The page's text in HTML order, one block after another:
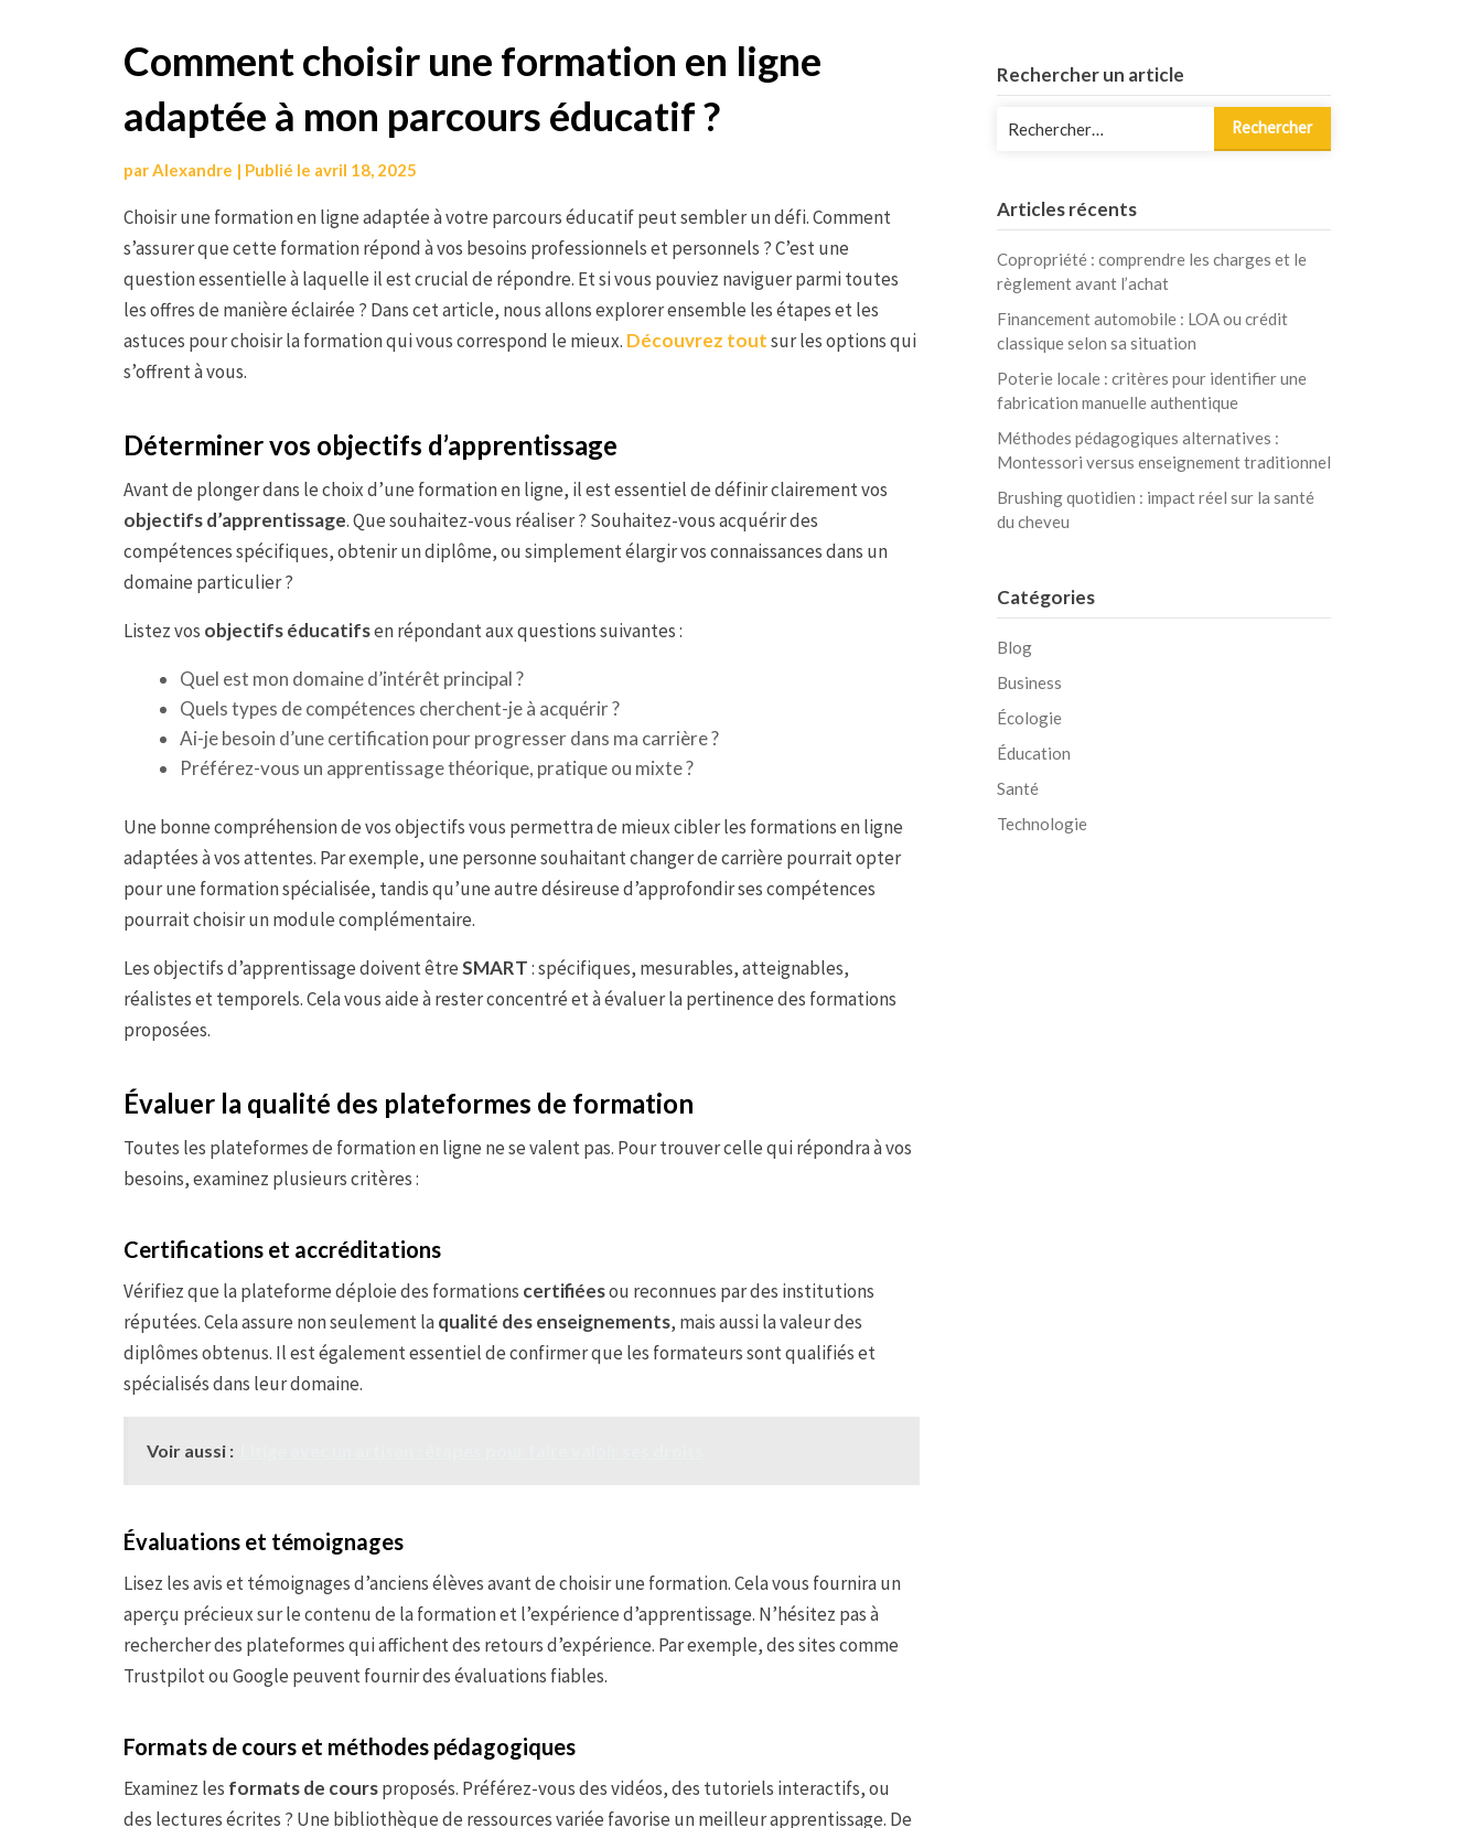
Comment choisir une formation en ligne
adaptée à mon parcours éducatif ?
parAlexandre | Publié le avril 18, 2025
Choisir une formation en ligne adaptée à votre parcours éducatif peut sembler un défi. Comment
s’assurer que cette formation répond à vos besoins professionnels et personnels ? C’est une
question essentielle à laquelle il est crucial de répondre. Et si vous pouviez naviguer parmi toutes
les offres de manière éclairée ? Dans cet article, nous allons explorer ensemble les étapes et les
astuces pour choisir la formation qui vous correspond le mieux. Découvrez toutsur les options qui
s’offrent à vous.
Déterminer vos objectifs d’apprentissage
Avant de plonger dans le choix d’une formation en ligne, il est essentiel de définir clairement vos
objectifs d’apprentissage. Que souhaitez-vous réaliser ? Souhaitez-vous acquérir des
compétences spécifiques, obtenir un diplôme, ou simplement élargir vos connaissances dans un
domaine particulier ?
Listez vos objectifs éducatifsen répondant aux questions suivantes :
Quel est mon domaine d’intérêt principal ?
Quels types de compétences cherchent-je à acquérir ?
Ai-je besoin d’une certification pour progresser dans ma carrière ?
Préférez-vous un apprentissage théorique, pratique ou mixte ?
Une bonne compréhension de vos objectifs vous permettra de mieux cibler les formations en ligne
adaptées à vos attentes. Par exemple, une personne souhaitant changer de carrière pourrait opter
pour une formation spécialisée, tandis qu’une autre désireuse d’approfondir ses compétences
pourrait choisir un module complémentaire.
Les objectifs d’apprentissage doivent êtreSMART: spécifiques, mesurables, atteignables,
réalistes et temporels. Cela vous aide à rester concentré et à évaluer la pertinence des formations
proposées.
Évaluer la qualité des plateformes de formation
Toutes les plateformes de formation en ligne ne se valent pas. Pour trouver celle qui répondra à vos
besoins, examinez plusieurs critères :
Certifications et accréditations
Vérifiez que la plateforme déploie des formations certifiéesou reconnues par des institutions
réputées. Cela assure non seulement laqualité des enseignements, mais aussi la valeur des
diplômes obtenus. Il est également essentiel de confirmer que les formateurs sont qualifiés et
spécialisés dans leur domaine.
Voir aussi :
Évaluations et témoignages
Lisez les avis et témoignages d’anciens élèves avant de choisir une formation. Cela vous fournira un
aperçu précieux sur le contenu de la formation et l’expérience d’apprentissage. N’hésitez pas à
rechercher des plateformes qui affichent des retours d’expérience. Par exemple, des sites comme
Trustpilot ou Google peuvent fournir des évaluations fiables.
Formats de cours et méthodes pédagogiques
Examinez les formats de coursproposés. Préférez-vous des vidéos, des tutoriels interactifs, ou
des lectures écrites ? Une bibliothèque de ressources variée favorise un meilleur apprentissage. De
Rechercher un article
Articles récents
Copropriété : comprendre les charges et le
règlement avant l’achat
Financement automobile : LOA ou crédit
classique selon sa situation
Poterie locale : critères pour identifier une
fabrication manuelle authentique
Méthodes pédagogiques alternatives :
Montessori versus enseignement traditionnel
Brushing quotidien : impact réel sur la santé
du cheveu
Catégories
Blog
Business
Écologie
Éducation
Santé
Technologie